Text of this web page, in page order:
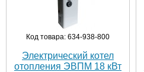
Код товара: 634-938-800
Электрический котел
отопления ЭВПМ 18 кВт